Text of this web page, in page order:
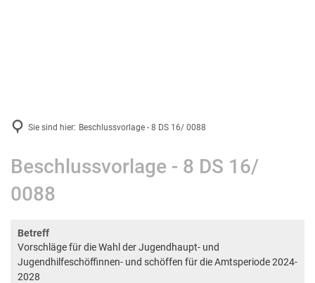
Verbandsgemeindearchiv
Stadtbücherei Bad Ems
Weiterbildungsportal Rheinland-Pfalz
Projektsteckbriefe
Sie sind hier: Beschlussvorlage - 8 DS 16/ 0088
Beschlussvorlage - 8 DS 16/
0088
Betreff
Vorschläge für die Wahl der Jugendhaupt- und
Jugendhilfeschöffinnen- und schöffen für die Amtsperiode 2024-
2028